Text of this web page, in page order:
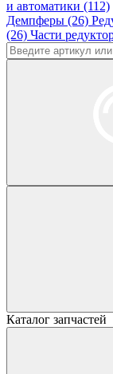
и автоматики (112)
Демпферы (26)
(26) Части
Каталог запчастей